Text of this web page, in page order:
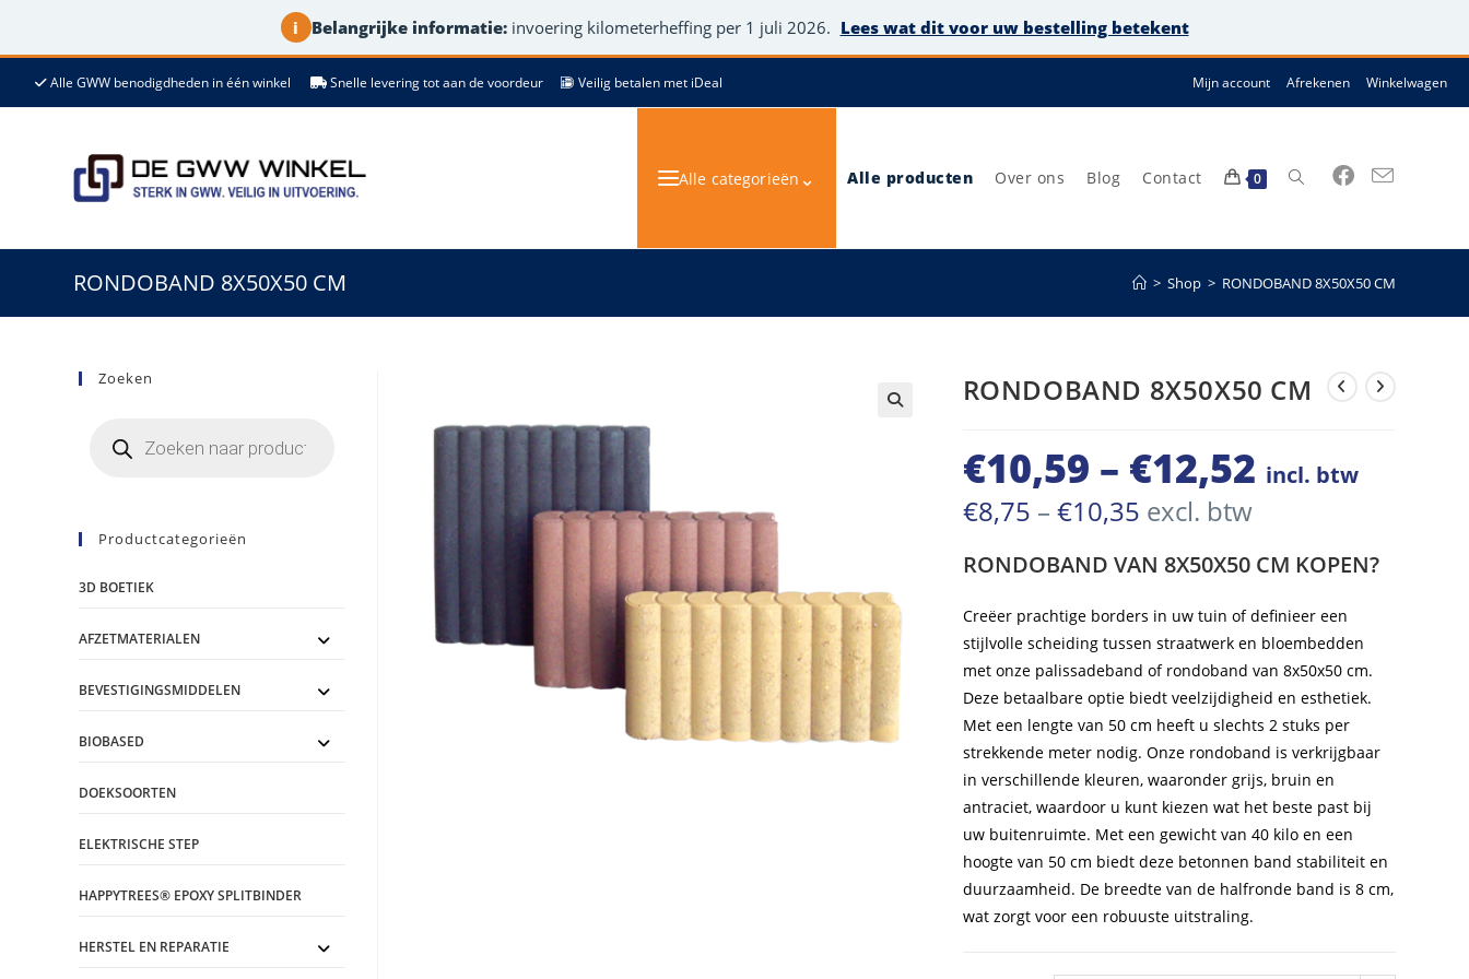
i Belangrijke informatie:invoering kilometerheffing per 1 juli 2026. Lees wat dit voor uw bestelling betekent
Mijn account Afrekenen Winkelwagen
Alle GWW benodigdheden in één winkel Snelle levering tot aan de voordeur Veilig betalen met iDeal
Alle categorieën ⌄ Alle producten Over ons Blog Contact 0 Toggle
site
RONDOBAND 8X50X50 CM > Shop > RONDOBAND 8X50X50 CM
RONDOBAND 8X50X50 CM
€10,59 – €12,52Prijsklasse:
€12,52
incl. btw
€8,75 – €10,35 Prijsklasse:
€8,75
€10,35
excl. btw
RONDOBAND VAN 8X50X50 CM KOPEN?
Creëer prachtige borders in uw tuin of definieer een
stijlvolle scheiding tussen straatwerk en bloembedden
met onze palissadeband of rondoband van 8x50x50 cm.
Deze betaalbare optie biedt veelzijdigheid en esthetiek.
Met een lengte van 50 cm heeft u slechts 2 stuks per
strekkende meter nodig. Onze rondoband is verkrijgbaar
in verschillende kleuren, waaronder grijs, bruin en
antraciet, waardoor u kunt kiezen wat het beste past bij
uw buitenruimte. Met een gewicht van 40 kilo en een
hoogte van 50 cm biedt deze betonnen band stabiliteit en
duurzaamheid. De breedte van de halfronde band is 8 cm,
wat zorgt voor een robuuste uitstraling.
Zoeken
zoeken
Productcategorieën
3D BOETIEK
AFZETMATERIALEN
BEVESTIGINGSMIDDELEN
BIOBASED
DOEKSOORTEN
ELEKTRISCHE STEP
HAPPYTREES® EPOXY SPLITBINDER
HERSTEL EN REPARATIE